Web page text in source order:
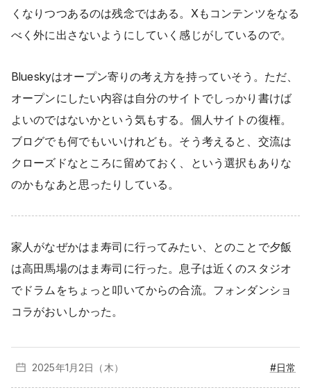
くなりつつあるのは残念ではある。Xもコンテンツをなる
べく外に出さないようにしていく感じがしているので。
Blueskyはオープン寄りの考え方を持っていそう。ただ、
オープンにしたい内容は自分のサイトでしっかり書けば
よいのではないかという気もする。個人サイトの復権。
ブログでも何でもいいけれども。そう考えると、交流は
クローズドなところに留めておく、という選択もありな
のかもなあと思ったりしている。
家人がなぜかはま寿司に行ってみたい、とのことで夕飯
は高田馬場のはま寿司に行った。息子は近くのスタジオ
でドラムをちょっと叩いてからの合流。フォンダンショ
コラがおいしかった。
2025年1月 2日（木） #日常